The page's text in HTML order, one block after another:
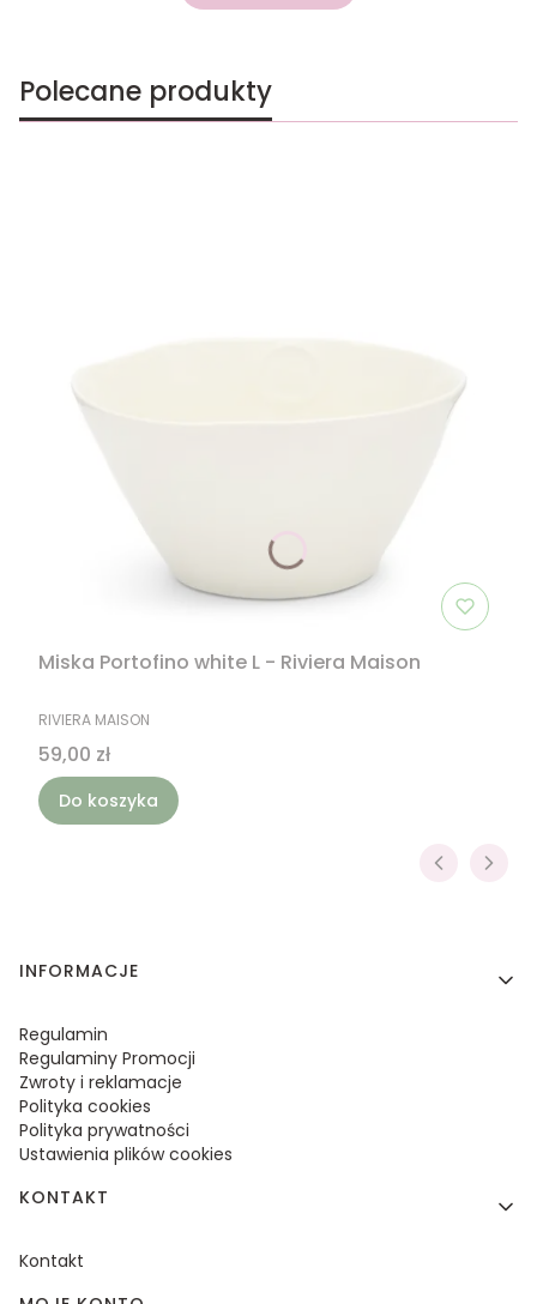
Polecane produkty
Miska Portofino white L - Riviera Maison
PRODUCENT
RIVIERA MAISON
Cena
59,00 zł
Do koszyka
Linki w stopce
INFORMACJE
Regulamin
Regulaminy Promocji
Zwroty i reklamacje
Polityka cookies
Polityka prywatności
Ustawienia plików cookies
KONTAKT
Kontakt